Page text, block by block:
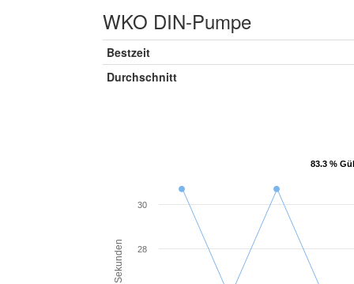
WKO DIN-Pumpe
Bestzeit
Durchschnitt
83.3 %
83.3 %
Sekunden 28
30